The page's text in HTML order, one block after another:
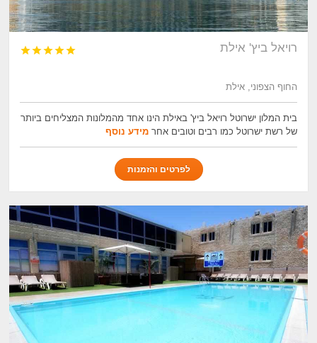
רויאל ביץ' אילת 




החוף הצפוני, אילת
בית המלון ישרוטל רויאל ביץ' באילת הינו אחד מהמלונות המצליחים ביותר
של רשת ישרוטל כמו רבים וטובים אחרמידע נוסף
לפרטים והזמנות